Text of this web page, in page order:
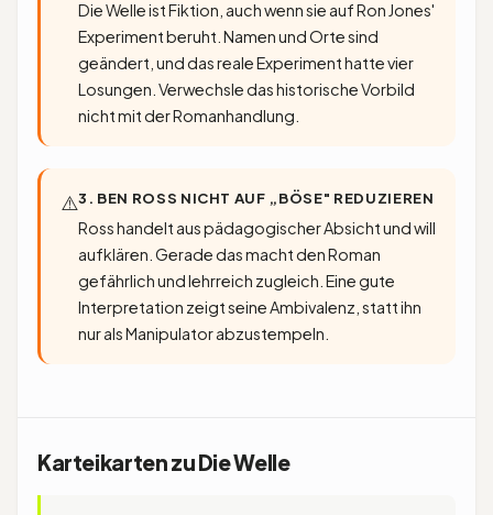
Die Welle ist Fiktion, auch wenn sie auf Ron Jones'
Experiment beruht. Namen und Orte sind
geändert, und das reale Experiment hatte vier
Losungen. Verwechsle das historische Vorbild
nicht mit der Romanhandlung.
⚠️3. BEN ROSS NICHT AUF „BÖSE" REDUZIEREN
Ross handelt aus pädagogischer Absicht und will
aufklären. Gerade das macht den Roman
gefährlich und lehrreich zugleich. Eine gute
Interpretation zeigt seine Ambivalenz, statt ihn
nur als Manipulator abzustempeln.
Karteikarten zu Die Welle